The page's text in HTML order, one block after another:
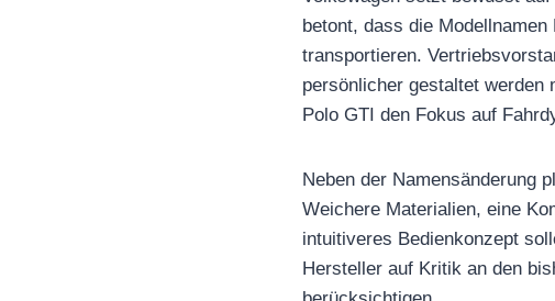
betont, dass die
transportieren.
persönlicher gestaltet
Polo GTI den Fokus auf
Neben der Namensänderung
Weichere Materialien, eine
intuitiveres Bedienkonzept
Hersteller auf Kritik an den